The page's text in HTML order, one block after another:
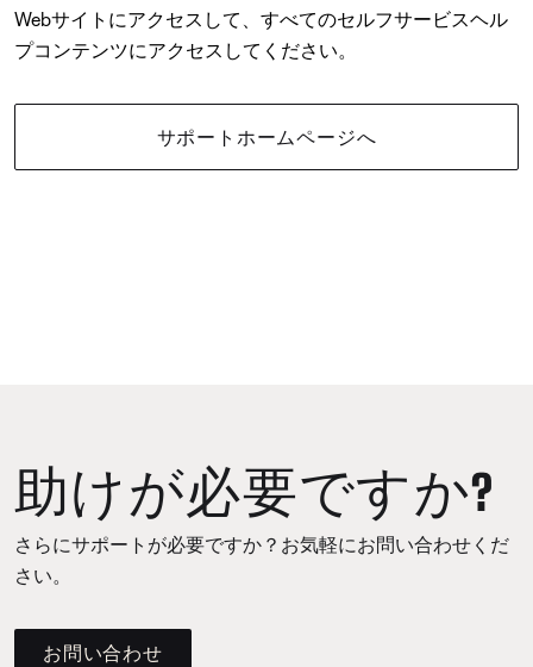
Webサイトにアクセスして、すべてのセルフサービスヘル
プコンテンツにアクセスしてください。
サポートホームページへ
助けが必要ですか?
さらにサポートが必要ですか？お気軽にお問い合わせくだ
さい。
お問い合わせ